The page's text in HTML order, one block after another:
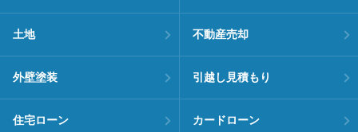
土地 不動産売却
外壁塗装 引越し見積もり
住宅ローン カードローン